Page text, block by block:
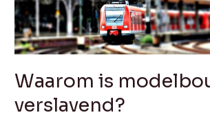
Waarom is
verslavend?